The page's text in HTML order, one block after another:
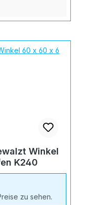
K240
zu sehen.